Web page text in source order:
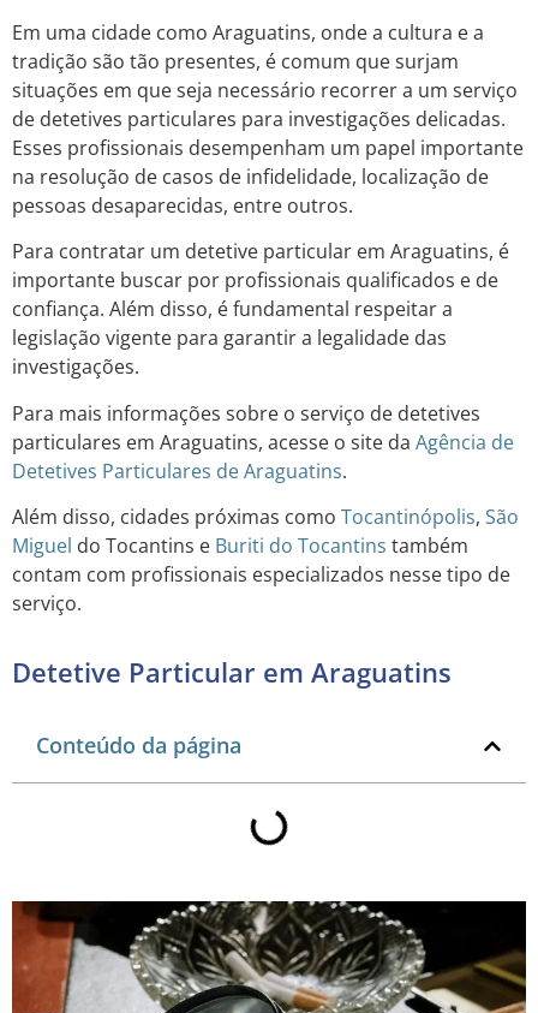
Em uma cidade como Araguatins, onde a cultura e a
tradição são tão presentes, é comum que surjam
situações em que seja necessário recorrer a um serviço
de detetives particulares para investigações delicadas.
Esses profissionais desempenham um papel importante
na resolução de casos de infidelidade, localização de
pessoas desaparecidas, entre outros.
Para contratar um detetive particular em Araguatins, é
importante buscar por profissionais qualificados e de
confiança. Além disso, é fundamental respeitar a
legislação vigente para garantir a legalidade das
investigações.
Para mais informações sobre o serviço de detetives
particulares em Araguatins, acesse o site da Agência de
Detetives Particulares de Araguatins.
Além disso, cidades próximas como Tocantinópolis, São
Miguel do Tocantins e Buriti do Tocantins também
contam com profissionais especializados nesse tipo de
serviço.
Detetive Particular em Araguatins
Conteúdo da página